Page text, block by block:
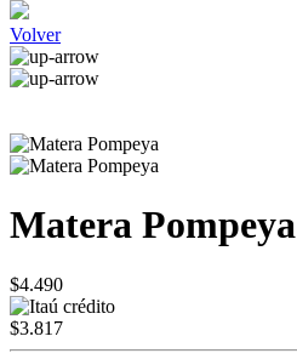
Volver
Matera Pompeya
$4.490
$3.817